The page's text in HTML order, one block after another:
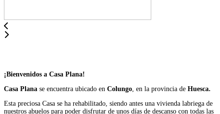
¡Bienvenidos a Casa Plana!
Casa Plana se encuentra ubicado en Colungo , en la provincia de Huesca.
Esta preciosa Casa se ha rehabilitado, siendo antes una vivienda labriega de
nuestros abuelos para poder disfrutar de unos días de descanso con todas las